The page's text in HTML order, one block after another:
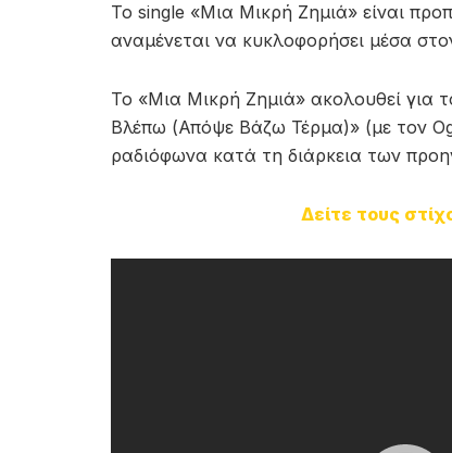
Το single «Μια Μικρή Ζημιά» είναι
αναμένεται να κυκλοφορήσει μέσα
Το «Μια Μικρή Ζημιά» ακολουθεί για
Βλέπω (Απόψε Βάζω Τέρμα)» (με τον
ραδιόφωνα κατά τη διάρκεια των
Δείτε τους